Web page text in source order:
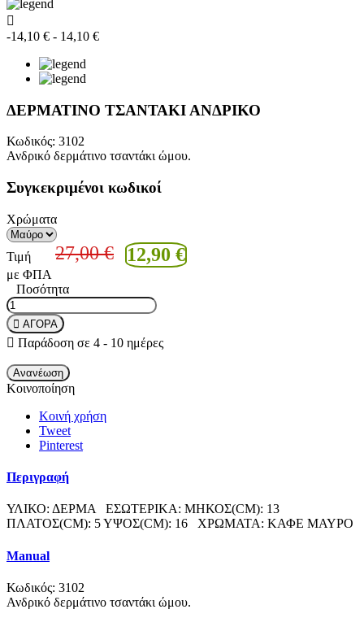

-14,10 € - 14,10 €
ΔΕΡΜΑΤΙΝΟ ΤΣΑΝΤΑΚΙ ΑΝΔΡΙΚΟ
Κωδικός: 3102
Ανδρικό δερμάτινο τσαντάκι ώμου.
Συγκεκριμένοι κωδικοί
Χρώματα
Τιμή 27,00 € 12,90 €
με ΦΠΑ
Ποσότητα
ΑΓΟΡΑ
Παράδοση σε 4 - 10 ημέρες
Κοινοποίηση
Κοινή χρήση
Tweet
Pinterest
Περιγραφή
ΥΛΙΚΟ: ΔΕΡΜΑ ΕΣΩΤΕΡΙΚΑ: ΜΗΚΟΣ(CM): 13
ΠΛΑΤΟΣ(CM): 5 ΥΨΟΣ(CM): 16 ΧΡΩΜΑΤΑ: ΚΑΦΕ ΜΑΥΡΟ
Manual
Κωδικός: 3102
Ανδρικό δερμάτινο τσαντάκι ώμου.